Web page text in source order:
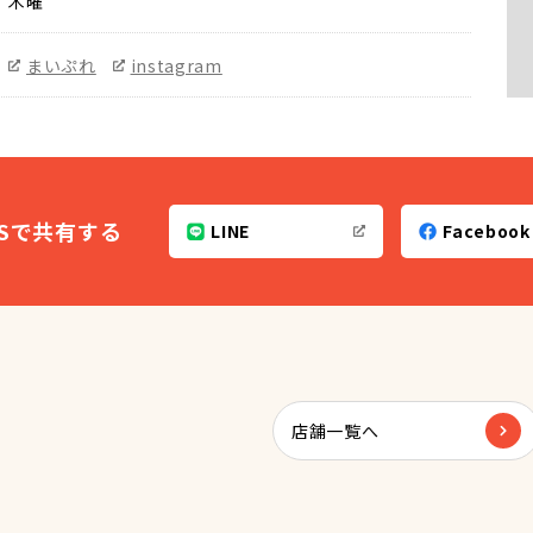
まいぷれ instagram
で共有する LINE Facebook
店舗一覧へ